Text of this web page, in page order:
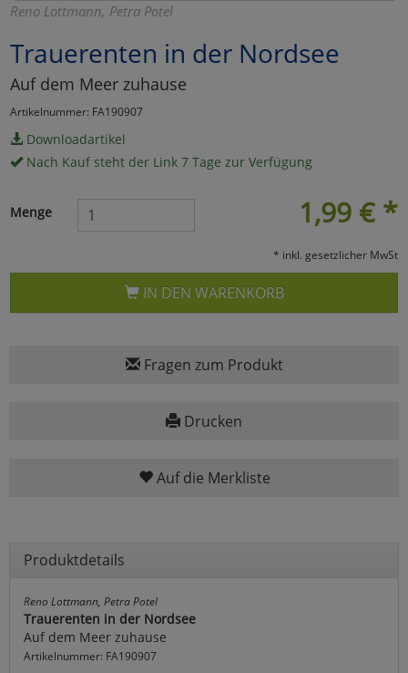
Reno Lottmann, Petra Potel
Trauerenten in der Nordsee
Auf dem Meer zuhause
Artikelnummer: FA190907
Downloadartikel
Nach Kauf steht der Link 7 Tage zur Verfügung
1,99 € *
Menge
* inkl. gesetzlicher MwSt
IN DEN WARENKORB
Fragen zum Produkt
Drucken
Auf die Merkliste
Produktdetails
Reno Lottmann, Petra Potel
Trauerenten in der Nordsee
Auf dem Meer zuhause
Artikelnummer: FA190907
Umfragetools
Cookies
Alle Akzeptieren
zurück
zu Haupptseite